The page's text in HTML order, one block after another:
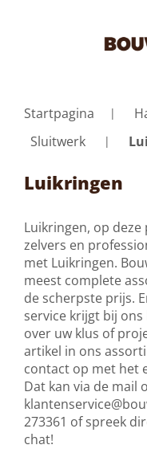
Startpagina
Sluitwerk
Luikringen
Luikringen, op
zelvers en
met Luikringen.
meest complete
de scherpste prijs.
service krijgt bij
over uw klus of
artikel in ons
contact op met het
Dat kan via de mail
273361 of spreek
chat!